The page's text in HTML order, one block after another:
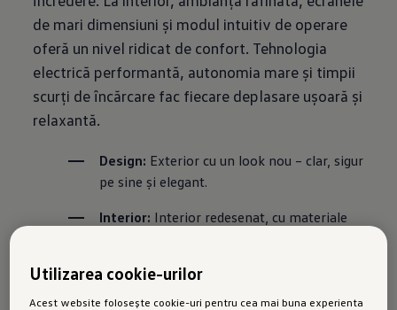
de mari dimensiuni și modul intuitiv de operare
oferă un nivel ridicat de confort. Tehnologia
electrică performantă, autonomia mare și timpii
scurți de încărcare fac fiecare deplasare ușoară și
relaxantă.
Design: Exterior cu un look nou – clar, sigur
pe sine și elegant.
Interior: Interior redesenat, cu materiale
Operare:
Butoane fizice și un display de
Utilizarea cookie-urilor
Acest website folosește cookie-uri pentru cea mai buna experienta